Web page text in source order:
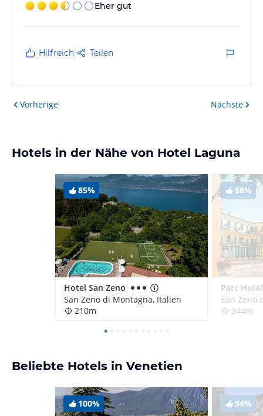
Eher gut
Hilfreich Teilen
Vorherige Nächste
Hotels in der Nähe von Hotel Laguna
85%
Hotel San Zeno
San Zeno di Montagna, Italien
210m
88%
Parc
San Zeno
344m
Beliebte Hotels in Venetien
100% 94%